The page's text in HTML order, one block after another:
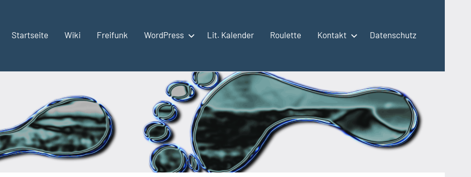
Startseite Wiki Freifunk WordPress Lit. Kalender Roulette Kontakt Datenschutz